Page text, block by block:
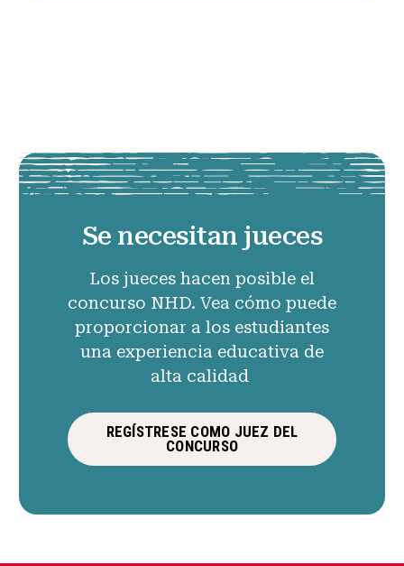
Se necesitan jueces
Los jueces hacen posible el
concurso NHD. Vea cómo puede
proporcionar a los estudiantes
una experiencia educativa de
alta calidad
REGÍSTRESE COMO JUEZ DEL
CONCURSO